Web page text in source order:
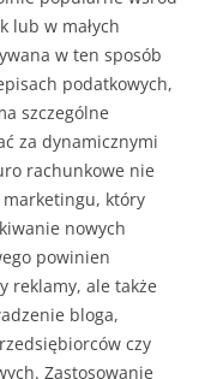
lub w małych
w ten sposób
podatkowych,
szczególne
za dynamicznymi
rachunkowe nie
marketingu, który
nowych
powinien
reklamy, ale także
bloga,
czy
Zastosowanie